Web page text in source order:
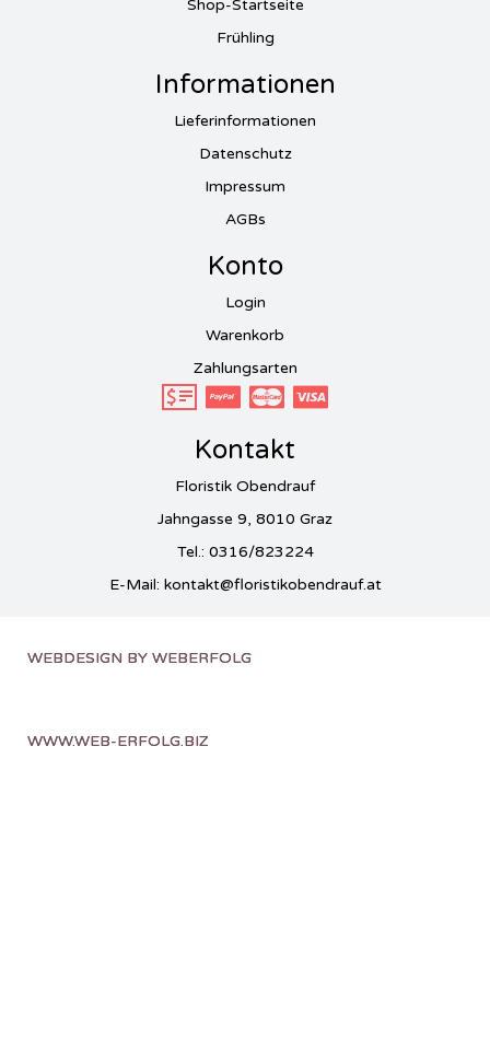
Shop-Startseite
Frühling
Informationen
Lieferinformationen
Datenschutz
Impressum
AGBs
Konto
Login
Warenkorb
Zahlungsarten
Kontakt
Floristik Obendrauf
Jahngasse 9, 8010 Graz
Tel.: 0316/823224
E-Mail: kontakt@floristikobendrauf.at
WEBDESIGN BY WEBERFOLG
WWW.WEB-ERFOLG.BIZ